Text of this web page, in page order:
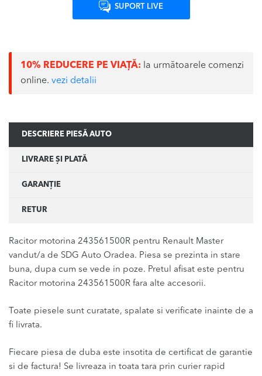
SUPORT LIVE
10% REDUCERE PE VIAȚĂ: la următoarele comenzi
online. vezi detalii
DESCRIERE PIESĂ AUTO
LIVRARE ȘI PLATĂ
GARANȚIE
RETUR
Racitor motorina 243561500R pentru Renault Master
vandut/a de SDG Auto Oradea. Piesa se prezinta in stare
buna, dupa cum se vede in poze. Pretul afisat este pentru
Racitor motorina 243561500R fara alte accesorii.
Toate piesele sunt curatate, spalate si verificate inainte de a
fi livrata.
Fiecare piesa de duba este insotita de certificat de garantie
si de factura! Se livreaza in toata tara prin curier rapid